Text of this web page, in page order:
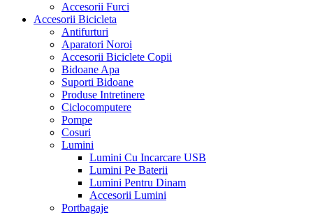
Accesorii Furci
Accesorii Bicicleta
Antifurturi
Aparatori Noroi
Accesorii Biciclete Copii
Bidoane Apa
Suporti Bidoane
Produse Intretinere
Ciclocomputere
Pompe
Cosuri
Lumini
Lumini Cu Incarcare USB
Lumini Pe Baterii
Lumini Pentru Dinam
Accesorii Lumini
Portbagaje